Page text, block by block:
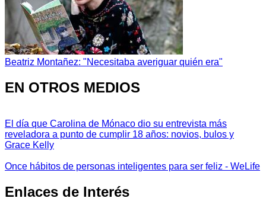
Beatriz Montañez: "Necesitaba averiguar quién era"
EN OTROS MEDIOS
El día que Carolina de Mónaco dio su entrevista más
reveladora a punto de cumplir 18 años: novios, bulos y
Grace Kelly
Once hábitos de personas inteligentes para ser feliz - WeLife
Enlaces de Interés